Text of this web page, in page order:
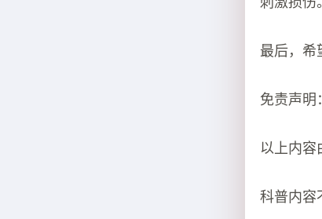
最后，希
免责声明
以上内容
科普内容